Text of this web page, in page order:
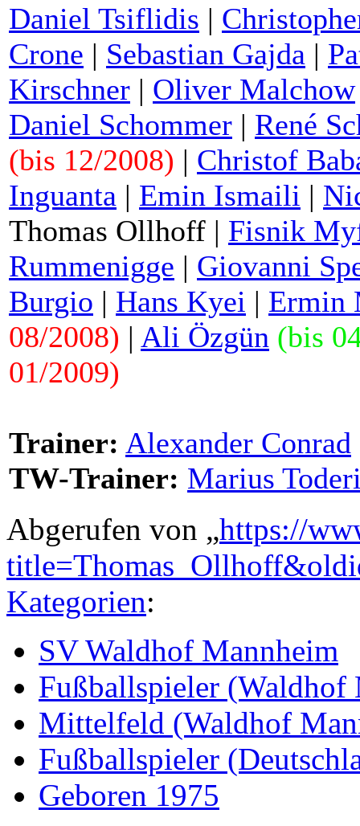
Daniel Tsiflidis |
Crone | Sebastian Gajda |
Kirschner | Oliver Malchow
Daniel Schommer | René
(bis 12/2008) | Christof
Inguanta | Emin Ismaili |
Thomas Ollhoff | Fisnik
Rummenigge | Giovanni
Burgio | Hans Kyei | Ermin
08/2008) | Ali Özgün (bis
01/2009)
Trainer: Alexander Conrad
TW-Trainer: Marius
Abgerufen von „https://
Kategorien:
SV Waldhof Mannheim
Fußballspieler (Waldhof
Mittelfeld (Waldhof
Fußballspieler
Geboren 1975